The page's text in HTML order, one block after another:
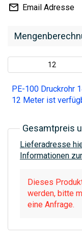
PE-100 Druckrohr
12 Meter ist
Gesamtpreis
Lieferadresse
Informationen
Dieses
werden, bitte
eine Anfrage.
Email Adresse